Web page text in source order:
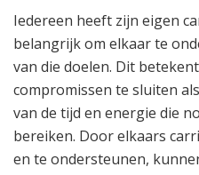
Iedereen heeft zijn eigen
belangrijk om elkaar te
van die doelen. Dit
compromissen te sluiten
van de tijd en energie die
bereiken. Door elkaars
en te ondersteunen,